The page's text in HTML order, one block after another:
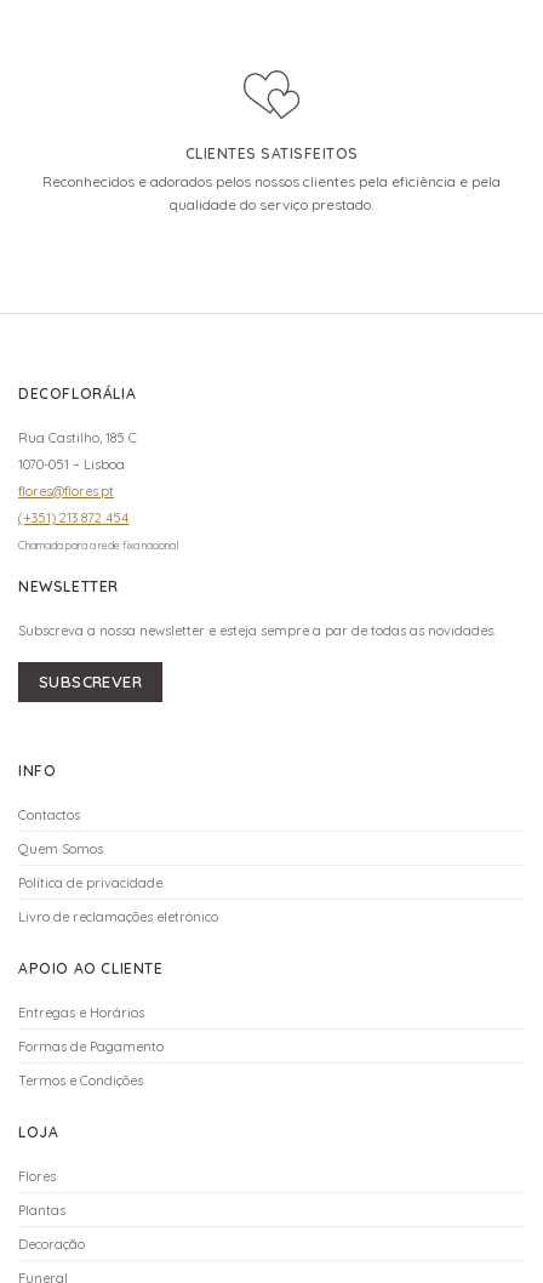
CLIENTES SATISFEITOS
Reconhecidos e adorados pelos nossos clientes pela eficiência e pela
qualidade do serviço prestado.
DECOFLORÁLIA
Rua Castilho, 185 C
1070-051 – Lisboa
flores@flores.pt
(+351) 213 872 454
Chamada para a rede fixa nacional
NEWSLETTER
Subscreva a nossa newsletter e esteja sempre a par de todas as novidades.
SUBSCREVER
INFO
Contactos
Quem Somos
Política de privacidade
Livro de reclamações eletrónico
APOIO AO CLIENTE
Entregas e Horários
Formas de Pagamento
Termos e Condições
LOJA
Flores
Plantas
Decoração
Funeral